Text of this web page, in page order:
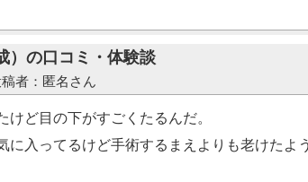
）の口コミ・体験談
者：匿名さん
けど目の下がすごくたるんだ。
に入ってるけど手術するまえよりも老けたよう